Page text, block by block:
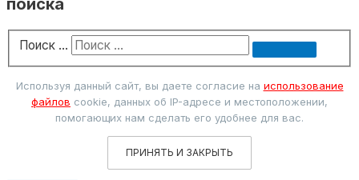
Поиск …
Используя данный сайт, вы даете согласие на использование
файлов cookie, данных об IP-адресе и местоположении,
помогающих нам сделать его удобнее для вас.
ПРИНЯТЬ И ЗАКРЫТЬ